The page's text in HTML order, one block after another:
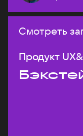
Смотреть
Продукт